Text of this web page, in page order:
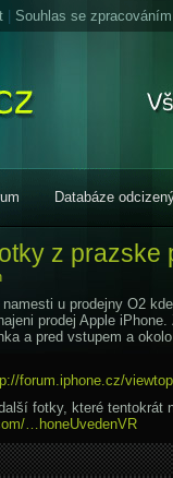
Souhlas se
Databáze
z prazske
u prodejny O2
prodej Apple
a pred vstupem a
forum.iphone.cz/
fotky, které tentokrát
…honeUvedenVR